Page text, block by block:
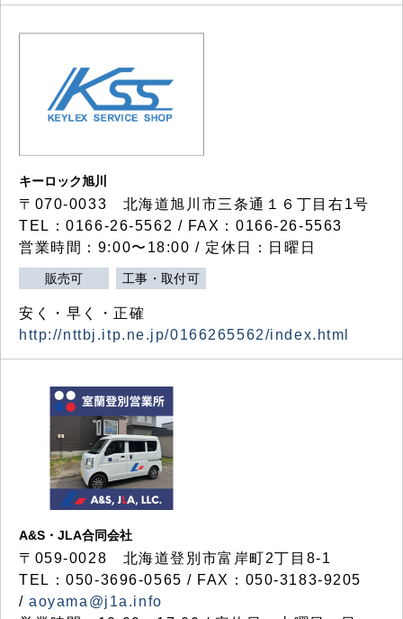
キーロック旭川
〒070-0033 北海道旭川市三条通１６丁目右1号
TEL：0166-26-5562 / FAX：0166-26-5563
営業時間：9:00〜18:00 / 定休日：日曜日
販売可 工事・取付可
安く・早く・正確
http://nttbj.itp.ne.jp/0166265562/index.html
A&S・JLA合同会社
〒 059-0028 北海道登別市富岸町2丁目 8-1
TEL：050-3696-0565 / FAX：050-3183-9205
/aoyama@j1a.info